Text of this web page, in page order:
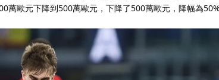
萬歐元下降到500萬歐元，下降了500萬歐元，降幅為